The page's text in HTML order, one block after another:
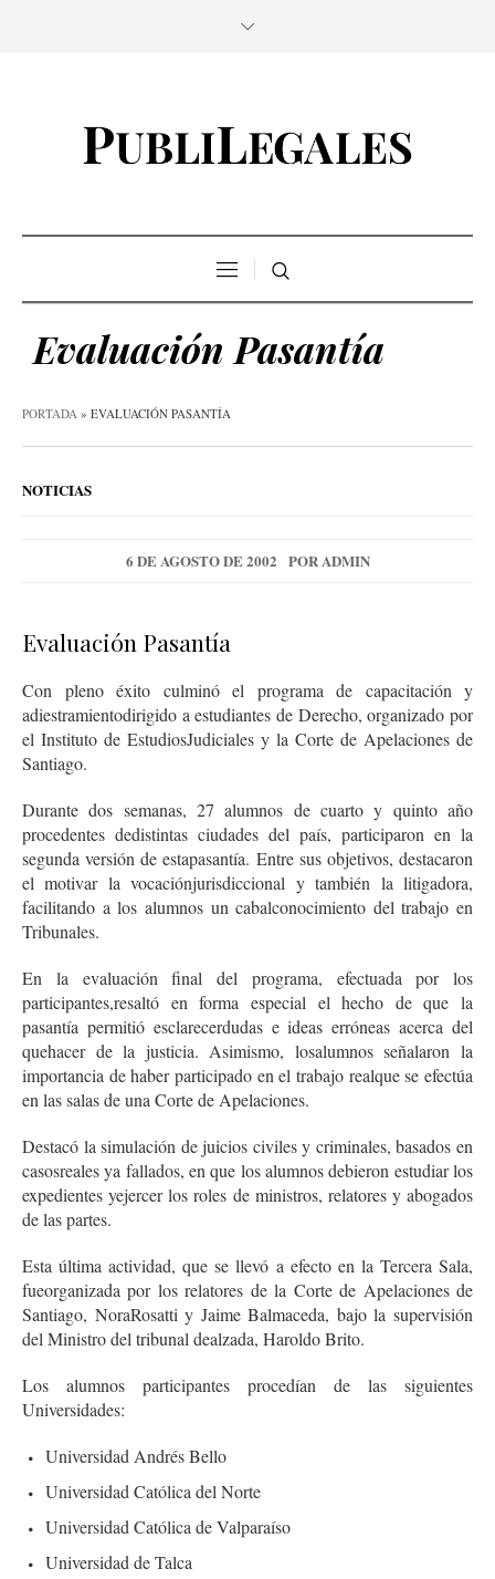
Evaluación Pasantía
PORTADA » EVALUACIÓN PASANTÍA
NOTICIAS
6 DE AGOSTO DE 2002 POR ADMIN
Evaluación Pasantía
Con pleno éxito culminó el programa de capacitación y
adiestramientodirigido a estudiantes de Derecho, organizado por
el Instituto de EstudiosJudiciales y la Corte de Apelaciones de
Santiago.
Durante dos semanas, 27 alumnos de cuarto y quinto año
procedentes dedistintas ciudades del país, participaron en la
segunda versión de estapasantía. Entre sus objetivos, destacaron
el motivar la vocaciónjurisdiccional y también la litigadora,
facilitando a los alumnos un cabalconocimiento del trabajo en
Tribunales.
En la evaluación final del programa, efectuada por los
participantes,resaltó en forma especial el hecho de que la
pasantía permitió esclarecerdudas e ideas erróneas acerca del
quehacer de la justicia. Asimismo, losalumnos señalaron la
importancia de haber participado en el trabajo realque se efectúa
en las salas de una Corte de Apelaciones.
Destacó la simulación de juicios civiles y criminales, basados en
casosreales ya fallados, en que los alumnos debieron estudiar los
expedientes yejercer los roles de ministros, relatores y abogados
de las partes.
Esta última actividad, que se llevó a efecto en la Tercera Sala,
fueorganizada por los relatores de la Corte de Apelaciones de
Santiago, NoraRosatti y Jaime Balmaceda, bajo la supervisión
del Ministro del tribunal dealzada, Haroldo Brito.
Los alumnos participantes procedían de las siguientes
Universidades:
Universidad Andrés Bello
Universidad Católica del Norte
Universidad Católica de Valparaíso
Universidad de Talca